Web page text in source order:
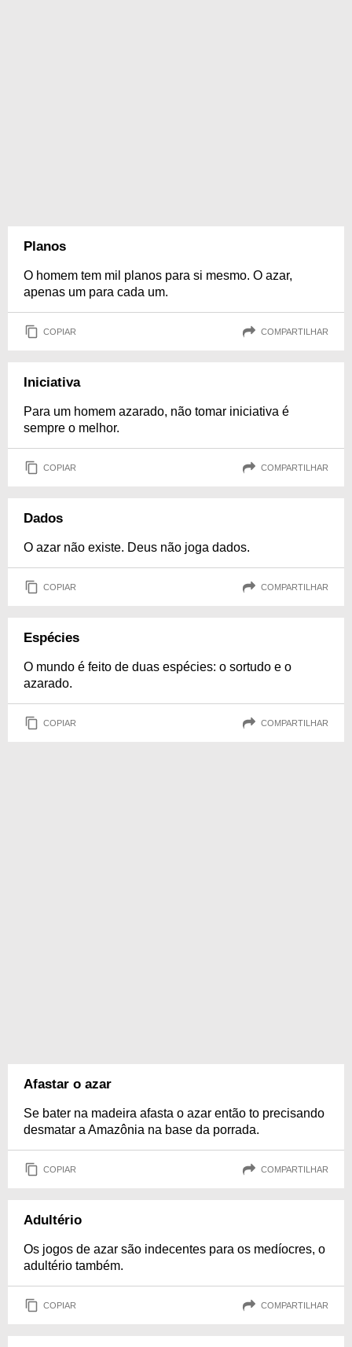
Planos
O homem tem mil planos para si mesmo. O azar,
apenas um para cada um.
COPIAR COMPARTILHAR
Iniciativa
Para um homem azarado, não tomar iniciativa é
sempre o melhor.
COPIAR COMPARTILHAR
Dados
O azar não existe. Deus não joga dados.
COPIAR COMPARTILHAR
Espécies
O mundo é feito de duas espécies: o sortudo e o
azarado.
COPIAR COMPARTILHAR
Afastar o azar
Se bater na madeira afasta o azar então to precisando
desmatar a Amazônia na base da porrada.
COPIAR COMPARTILHAR
Adultério
Os jogos de azar são indecentes para os medíocres, o
adultério também.
COPIAR COMPARTILHAR